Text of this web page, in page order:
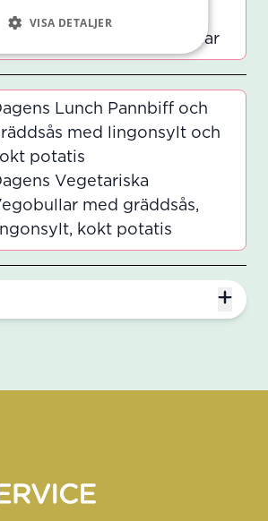
soppa Potatisbullar
Lunch Pannbiff och
med lingonsylt och
potatis
Vegetariska
med gräddsås,
kokt potatis
VISA DETALJER